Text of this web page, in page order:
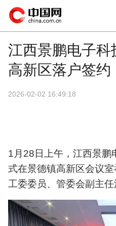
江西景鹏电子科
高新区落户签约
2026-02-02 16:49:18
1月28日上午，江西景鹏
式在景德镇高新区会议
工委委员、管委会副主任